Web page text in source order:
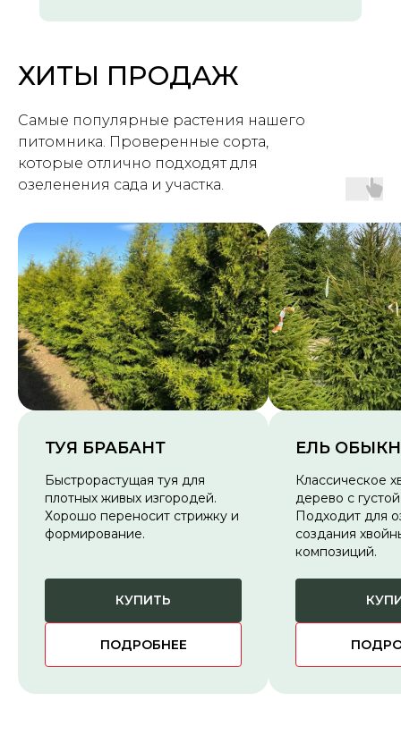
ХИТЫ ПРОДАЖ
Самые популярные растения нашего
питомника. Проверенные сорта,
которые отлично подходят для
озеленения сада и участка.
ТУЯ БРАБАНТ
Быстрорастущая туя для
плотных живых изгородей.
Хорошо переносит стрижку и
формирование.
КУПИТЬ
ПОДРОБНЕЕ
ЕЛЬ
Классическое
дерево с
Подходит для
создания
композиций.